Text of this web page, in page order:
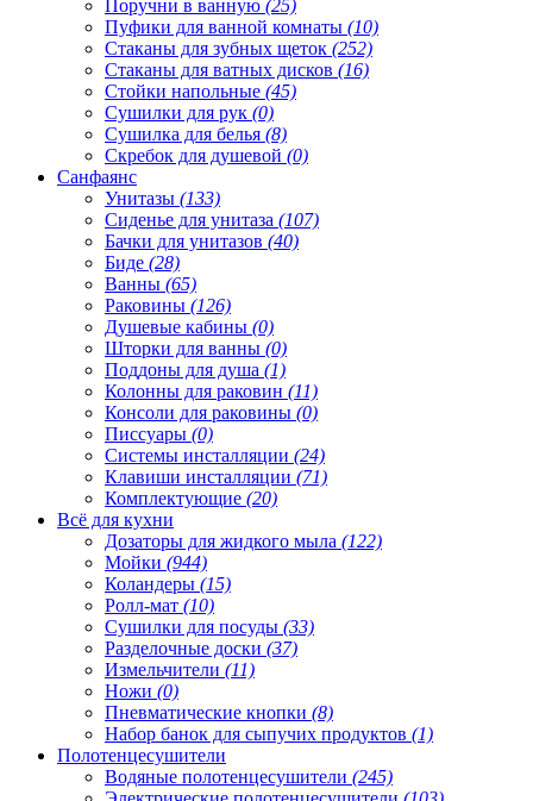
Поручни в ванную (25)
Пуфики для ванной комнаты (10)
Стаканы для зубных щеток (252)
Стаканы для ватных дисков (16)
Стойки напольные (45)
Сушилки для рук (0)
Сушилка для белья (8)
Скребок для душевой (0)
Санфаянс
Унитазы (133)
Сиденье для унитаза (107)
Бачки для унитазов (40)
Биде (28)
Ванны (65)
Раковины (126)
Душевые кабины (0)
Шторки для ванны (0)
Поддоны для душа (1)
Колонны для раковин (11)
Консоли для раковины (0)
Писсуары (0)
Системы инсталляции (24)
Клавиши инсталляции (71)
Комплектующие (20)
Всё для кухни
Дозаторы для жидкого мыла (122)
Мойки (944)
Коландеры (15)
Ролл-мат (10)
Сушилки для посуды (33)
Разделочные доски (37)
Измельчители (11)
Ножи (0)
Пневматические кнопки (8)
Набор банок для сыпучих продуктов (1)
Полотенцесушители
Водяные полотенцесушители (245)